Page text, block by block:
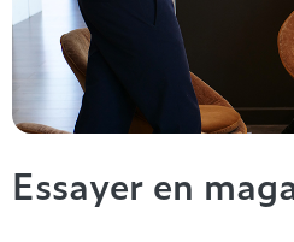
Essayer en